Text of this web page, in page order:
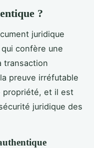
?
juridique
confère une
transaction
preuve irréfutable
propriété, et il est
juridique des